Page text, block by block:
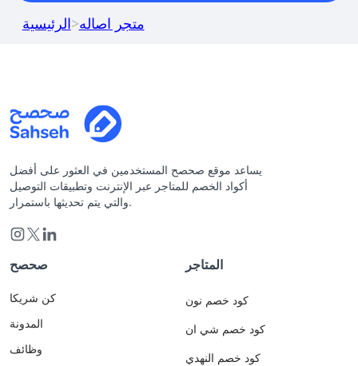
الرئيسية>متجر اصاله
يساعد موقع صحصح المستخدمين في العثور على أفضل
أكواد الخصم للمتاجر عبر الإنترنت وتطبيقات التوصيل
والتي يتم تحديثها باستمرار.
صحصح
كن شريكا
المدونة
وظائف
المتاجر
كود خصم نون
كود خصم شي ان
كود خصم النهدي